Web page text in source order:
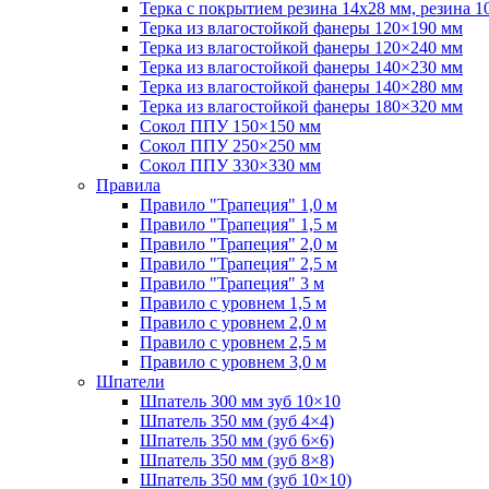
Терка с покрытием резина 14х28 мм, резина
Терка из влагостойкой фанеры 120×190 мм
Терка из влагостойкой фанеры 120×240 мм
Терка из влагостойкой фанеры 140×230 мм
Терка из влагостойкой фанеры 140×280 мм
Терка из влагостойкой фанеры 180×320 мм
Сокол ППУ 150×150 мм
Сокол ППУ 250×250 мм
Сокол ППУ 330×330 мм
Правила
Правило "Трапеция" 1,0 м
Правило "Трапеция" 1,5 м
Правило "Трапеция" 2,0 м
Правило "Трапеция" 2,5 м
Правило "Трапеция" 3 м
Правило с уровнем 1,5 м
Правило с уровнем 2,0 м
Правило с уровнем 2,5 м
Правило с уровнем 3,0 м
Шпатели
Шпатель 300 мм зуб 10×10
Шпатель 350 мм (зуб 4×4)
Шпатель 350 мм (зуб 6×6)
Шпатель 350 мм (зуб 8×8)
Шпатель 350 мм (зуб 10×10)